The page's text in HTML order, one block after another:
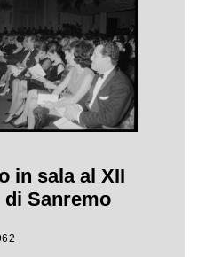
in sala al XII
di Sanremo